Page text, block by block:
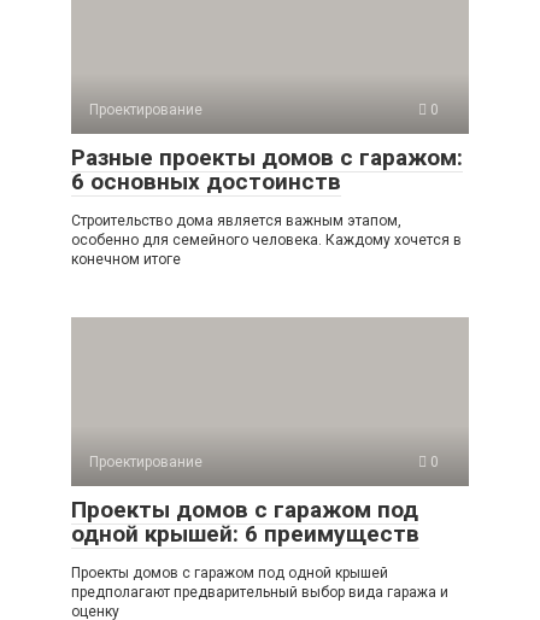
Проектирование 0
Разные проекты домов с гаражом:
6 основных достоинств
Строительство дома является важным этапом,
особенно для семейного человека. Каждому хочется в
конечном итоге
Проектирование 0
Проекты домов с гаражом под
одной крышей: 6 преимуществ
Проекты домов с гаражом под одной крышей
предполагают предварительный выбор вида гаража и
оценку